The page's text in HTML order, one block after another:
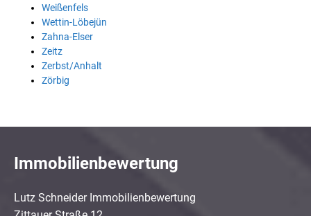
Weißenfels
Wettin-Löbejün
Zahna-Elser
Zeitz
Zerbst/Anhalt
Zörbig
Immobilienbewertung
Lutz Schneider Immobilienbewertung